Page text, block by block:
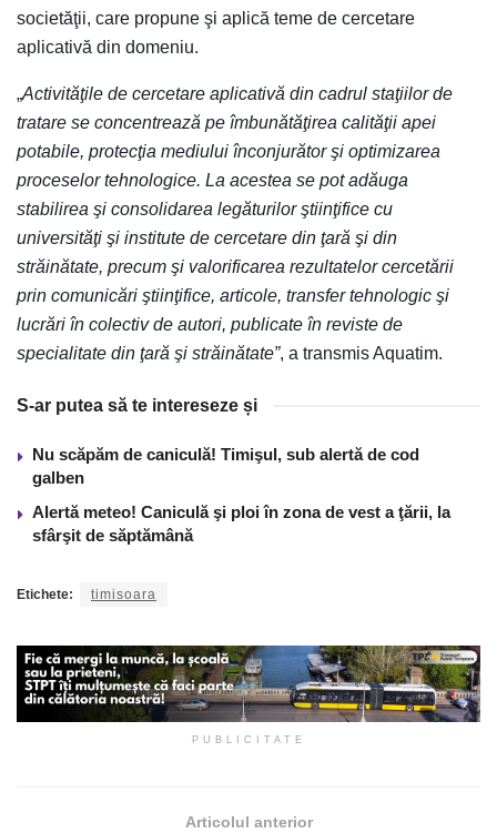
societăţii, care propune şi aplică teme de cercetare
aplicativă din domeniu.
„Activităţile de cercetare aplicativă din cadrul staţiilor de
tratare se concentrează pe îmbunătăţirea calităţii apei
potabile, protecţia mediului înconjurător şi optimizarea
proceselor tehnologice. La acestea se pot adăuga
stabilirea şi consolidarea legăturilor ştiinţifice cu
universităţi şi institute de cercetare din ţară şi din
străinătate, precum şi valorificarea rezultatelor cercetării
prin comunicări ştiinţifice, articole, transfer tehnologic şi
lucrări în colectiv de autori, publicate în reviste de
specialitate din ţară şi străinătate”, a transmis Aquatim.
S-ar putea să te intereseze și
Nu scăpăm de caniculă! Timişul, sub alertă de cod
galben
Alertă meteo! Caniculă şi ploi în zona de vest a ţării, la
sfârşit de săptămână
Etichete: timisoara
PUBLICITATE
Articolul anterior